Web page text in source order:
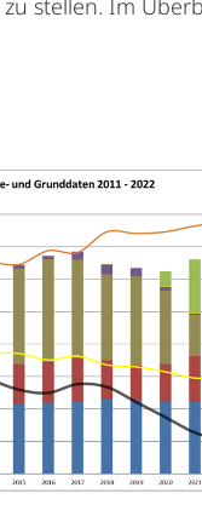
stellen. Im